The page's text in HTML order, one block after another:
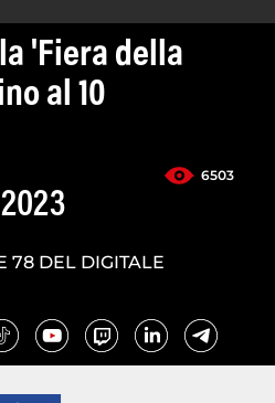
'Fiera della
al 10
6503
78 DEL DIGITALE